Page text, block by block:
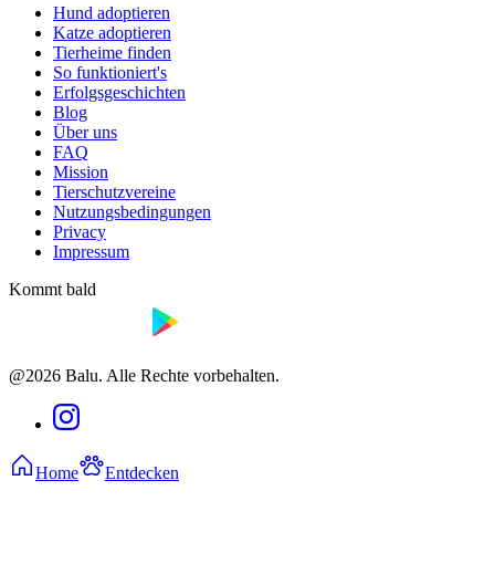
Hund adoptieren
Katze adoptieren
Tierheime finden
So funktioniert's
Erfolgsgeschichten
Blog
Über uns
FAQ
Mission
Tierschutzvereine
Nutzungsbedingungen
Privacy
Impressum
Kommt bald
@2026 Balu. Alle Rechte vorbehalten.
Home Entdecken